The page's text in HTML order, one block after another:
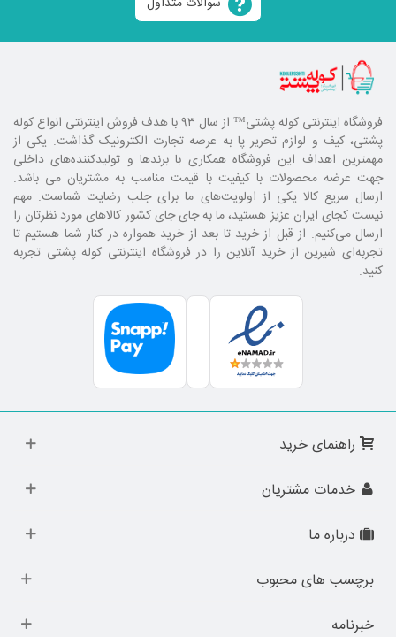
فروشگاه اینترنتی کوله پشتی
™ از سال ۹۳ با هدف فروش اینترنتی انواع کوله
پشتی، کیف و لوازم تحریر پا به عرصه تجارت الکترونیک گذاشت. یکی از
مهمترین اهداف این فروشگاه همکاری با برند‌ها و تولیدکننده‌های داخلی
جهت عرضه محصولات با کیفیت با قیمت مناسب به مشتریان می باشد.
ارسال سریع کالا یکی از اولویت‌های ما برای جلب رضایت شماست. مهم
نیست کجای ایران عزیز هستید، ما به جای جای کشور کالا‌های مورد نظرتان را
ارسال می‌کنیم. از قبل از خرید تا بعد از خرید همواره در کنار شما هستیم تا
تجربه‌ای شیرین از خرید آنلاین را در فروشگاه اینترنتی کوله پشتی تجربه
کنید.
راهنمای خرید
خدمات مشتریان
درباره ما
برچسب های محبوب
خبرنامه